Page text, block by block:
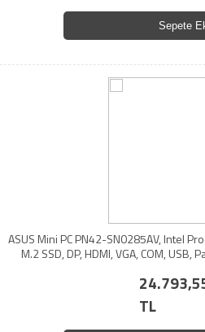
Sepete
ASUS Mini PC PN42-SN0285AV, Intel
M.2 SSD, DP, HDMI, VGA, COM, USB,
TL